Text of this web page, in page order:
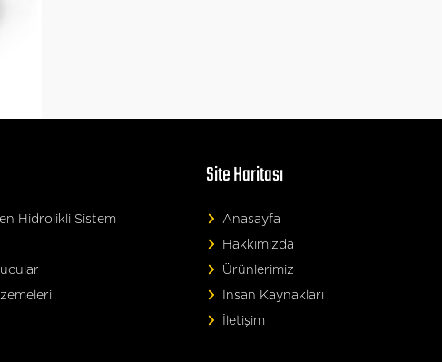
Hidrolikli Sistem
Site Haritası
Anasayfa
Hakkımızda
Ürünlerimiz
İnsan Kaynakları
İletişim